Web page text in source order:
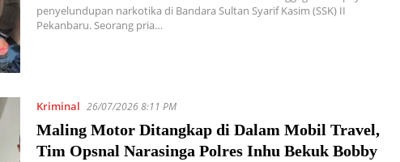
penyelundupan narkotika di Bandara Sultan Syarif Kasim (SSK) II
Pekanbaru. Seorang pria…
Kriminal 26/07/2026 8:11 PM
Maling Motor Ditangkap di Dalam Mobil Travel,
Tim Opsnal Narasinga Polres Inhu Bekuk Bobby